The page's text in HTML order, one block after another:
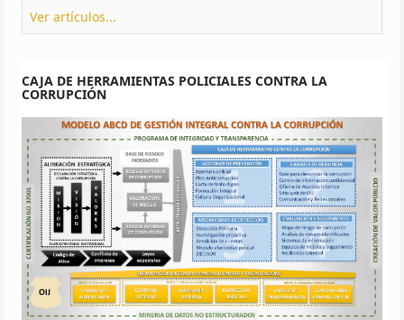
Ver artículos...
CAJA DE HERRAMIENTAS POLICIALES CONTRA LA
CORRUPCIÓN